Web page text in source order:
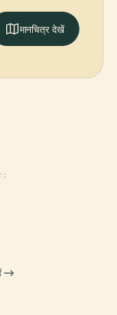
मानचित्र देखें
ओंटारियो